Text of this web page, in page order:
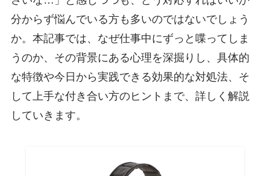
分からず悩んでいる方も多いのではないでしょう
か。本記事では、なぜ仕事中にずっと喋ってしま
うのか、その背景にある心理を深掘りし、具体的
な特徴や今日から実践できる効果的な対処法、そ
して上手な付き合い方のヒントまで、詳しく解説
していきます。